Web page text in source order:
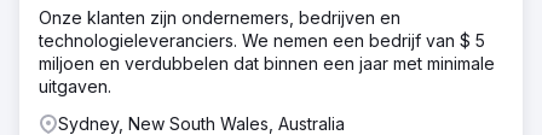
Onze klanten zijn ondernemers, bedrijven en
technologieleveranciers. We nemen een bedrijf van $ 5
miljoen en verdubbelen dat binnen een jaar met minimale
uitgaven.
Sydney, New South Wales, Australia